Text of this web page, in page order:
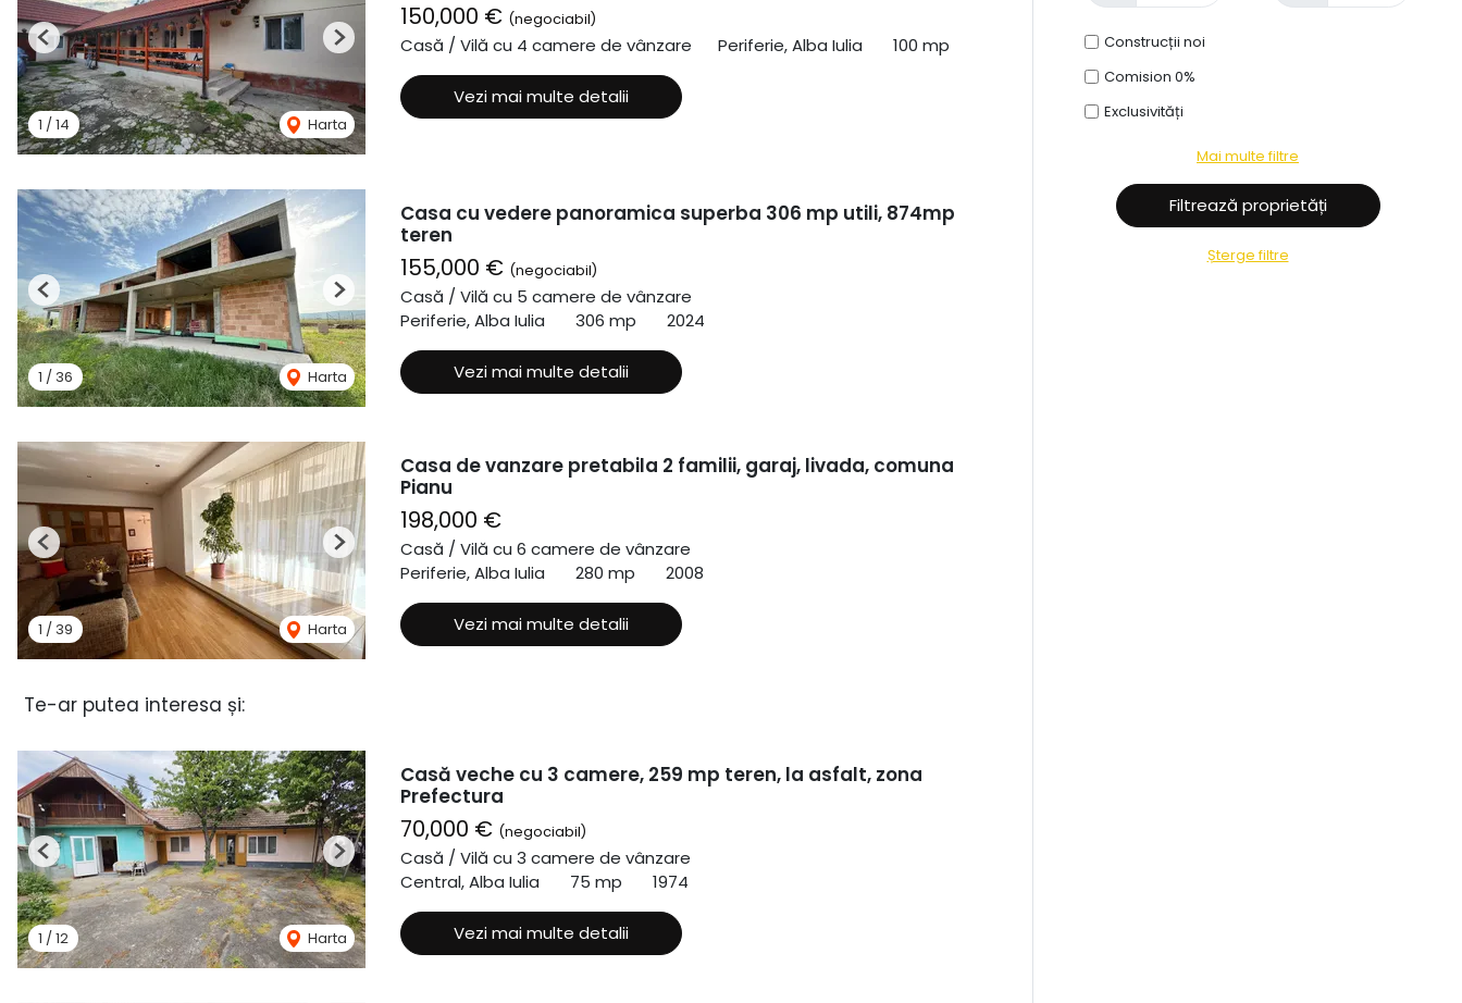
1 /14 Harta
Previous Next
150,000 € (negociabil)
Casă / Vilă cu 4 camere de vânzare Periferie, Alba Iulia 100 mp
Vezi mai multe detalii
1 / 36 Harta
Previous Next
Casa cu vedere panoramica superba 306 mp utili, 874mp
teren
155,000 € (negociabil)
Casă / Vilă cu 5 camere de vânzare
Periferie, Alba Iulia
306 mp 2024
Vezi mai multe detalii
1 / 39 Harta
Previous Next
Casa de vanzare pretabila 2 familii, garaj, livada, comuna
Pianu
198,000 €
Casă / Vilă cu 6 camere de vânzare
Periferie, Alba Iulia
280 mp 2008
Vezi mai multe detalii
Te-ar putea interesa și:
1 /12 Harta
Previous Next
Casă veche cu 3 camere, 259 mp teren, la asfalt, zona
Prefectura
70,000 € (negociabil)
Casă / Vilă cu 3 camere de vânzare
Central, Alba Iulia
75 mp 1974
Vezi mai multe detalii
Construcții noi
Comision 0%
Exclusivități
Mai multe filtre
Șterge filtre